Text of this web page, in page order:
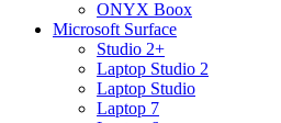
ONYX Boox
Microsoft Surface
Studio 2+
Laptop Studio 2
Laptop Studio
Laptop 7